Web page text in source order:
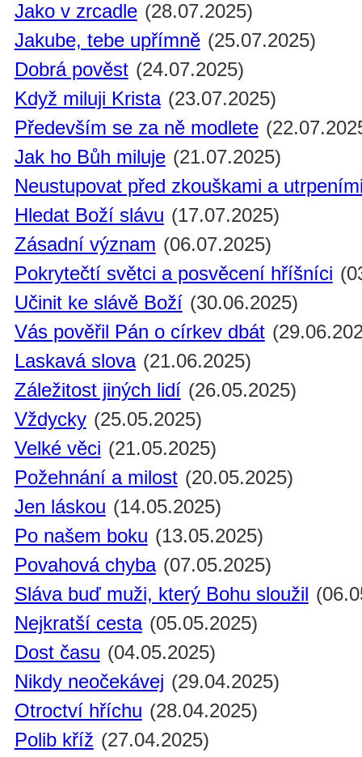
Jako v zrcadle (28.07.2025)
Jakube, tebe upřímně (25.07.2025)
Dobrá pověst (24.07.2025)
Když miluji Krista (23.07.2025)
Především se za ně modlete
Jak ho Bůh miluje (21.07.2025)
Neustupovat před zkouškami a
Hledat Boží slávu (17.07.2025)
Zásadní význam (06.07.2025)
Pokrytečtí světci a posvěcení hříšníci
Učinit ke slávě Boží (30.06.2025)
Vás pověřil Pán o církev dbát
Laskavá slova (21.06.2025)
Záležitost jiných lidí (26.05.2025)
Vždycky (25.05.2025)
Velké věci (21.05.2025)
Požehnání a milost (20.05.2025)
Jen láskou (14.05.2025)
Po našem boku (13.05.2025)
Povahová chyba (07.05.2025)
Sláva buď muži, který Bohu sloužil
Nejkratší cesta (05.05.2025)
Dost času (04.05.2025)
Nikdy neočekávej (29.04.2025)
Otroctví hříchu (28.04.2025)
Polib kříž (27.04.2025)